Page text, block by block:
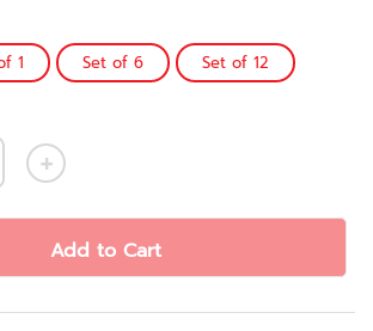
1 Set of 6 Set of 12
Add to Cart